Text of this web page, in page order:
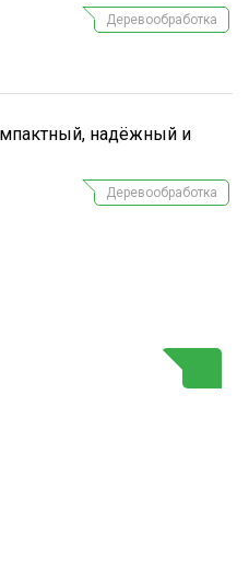
Деревообработка
надёжный и
Деревообработка